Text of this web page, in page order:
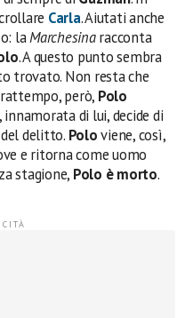
Carla. Aiutati anche
laMarchesinaracconta
. A questo punto sembra
trovato. Non resta che
però, Polo
innamorata di lui, decide di
delitto. Poloviene, così,
e ritorna come uomo
stagione, Polo è morto.